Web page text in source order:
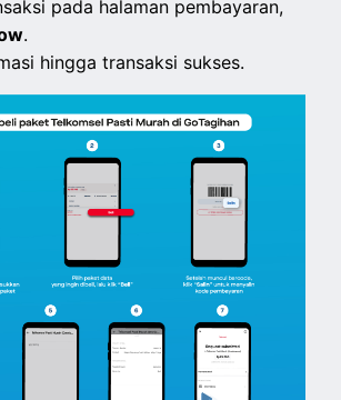
pada halaman pembayaran,
.
hingga transaksi sukses.